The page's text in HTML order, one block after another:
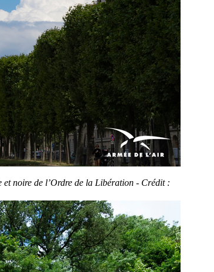
et noire de l’Ordre de la Libération - Crédit :